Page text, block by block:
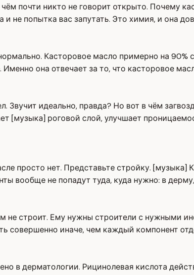
почти никто не говорит открыто. Почему
и не попытка вас запутать. Это химия, и она
Касторовое масло примерно на
она отвечает за то, что касторовое
Звучит идеально, правда? Но вот в чём
[музыка] роговой слой, улучшает
просто нет. Представьте стройку.
вообще не попадут туда, куда нужно: в
не строит. Ему нужны строители с нужными
совершенно иначе, чем каждый компонент
в дерматологии. Рицинолевая кислота